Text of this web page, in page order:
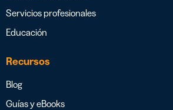
Servicios profesionales
Educación
Recursos
Blog
Guías y eBooks